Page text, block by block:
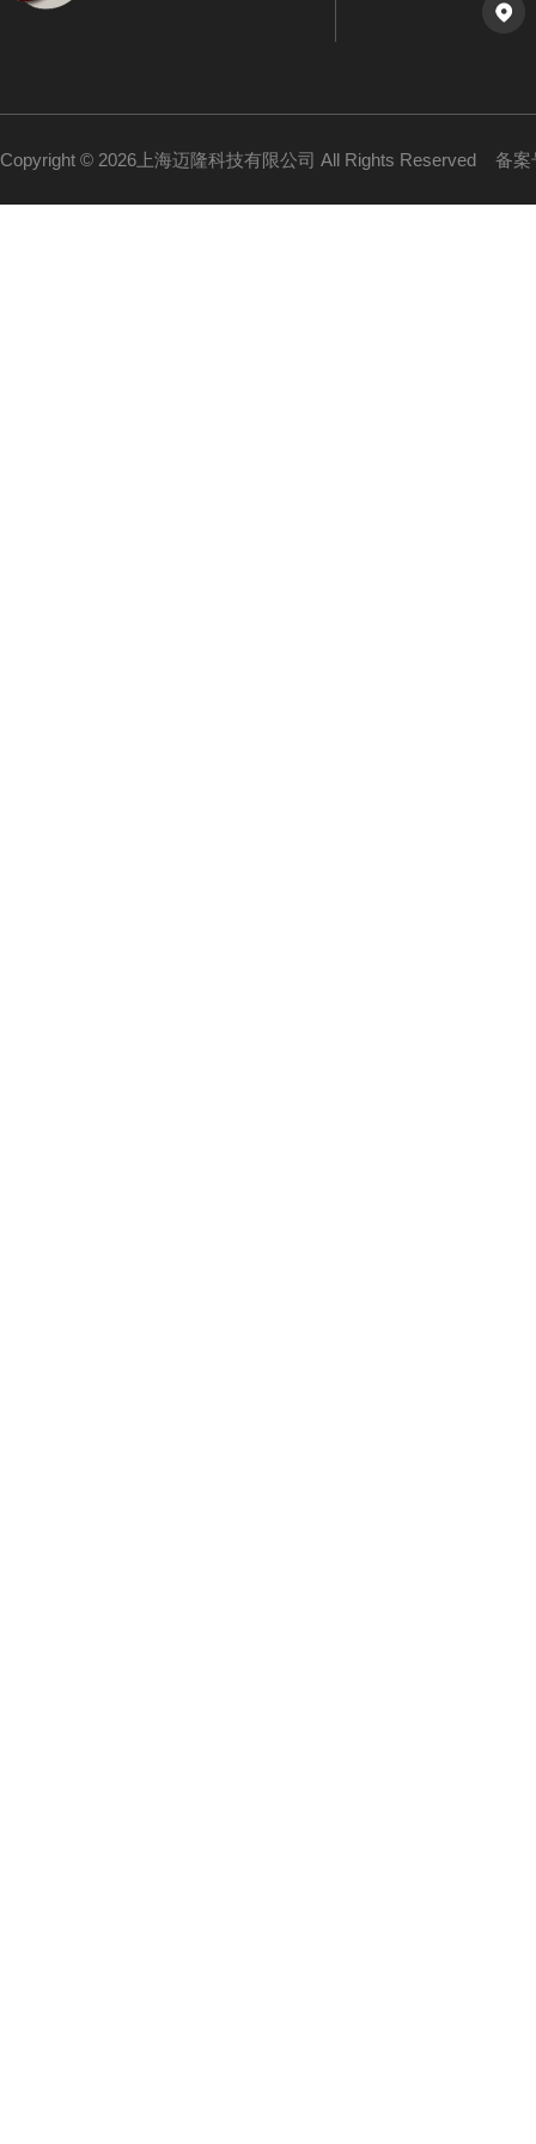
Copyright © 2026上海迈隆科技有限公司 All Rights Reserved 备案